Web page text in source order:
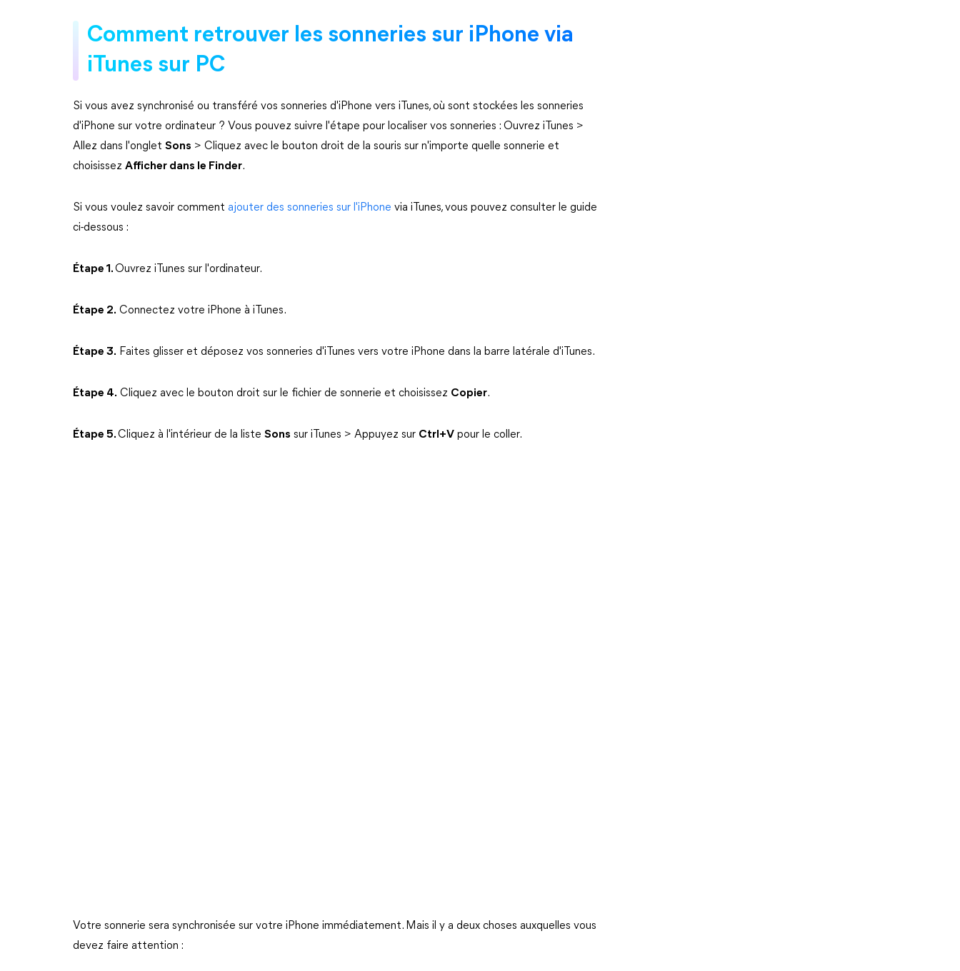
Comment retrouver les sonneries sur iPhone via
iTunes sur PC
Si vous avez synchronisé ou transféré vos sonneries d'iPhone vers iTunes, où sont stockées les sonneries
d'iPhone sur votre ordinateur ? Vous pouvez suivre l'étape pour localiser vos sonneries : Ouvrez iTunes >
Allez dans l'onglet Sons > Cliquez avec le bouton droit de la souris sur n'importe quelle sonnerie et
choisissez Afficher dans le Finder.
Si vous voulez savoir comment ajouter des sonneries sur l'iPhone via iTunes, vous pouvez consulter le guide
ci-dessous :
Étape 1.Ouvrez iTunes sur l'ordinateur.
Étape 2. Connectez votre iPhone à iTunes.
Étape 3. Faites glisser et déposez vos sonneries d'iTunes vers votre iPhone dans la barre latérale d'iTunes.
Étape 4. Cliquez avec le bouton droit sur le fichier de sonnerie et choisissez Copier.
Étape 5.Cliquez à l'intérieur de la liste Sons sur iTunes > Appuyez sur Ctrl+V pour le coller.
Votre sonnerie sera synchronisée sur votre iPhone immédiatement. Mais il y a deux choses auxquelles vous
devez faire attention :